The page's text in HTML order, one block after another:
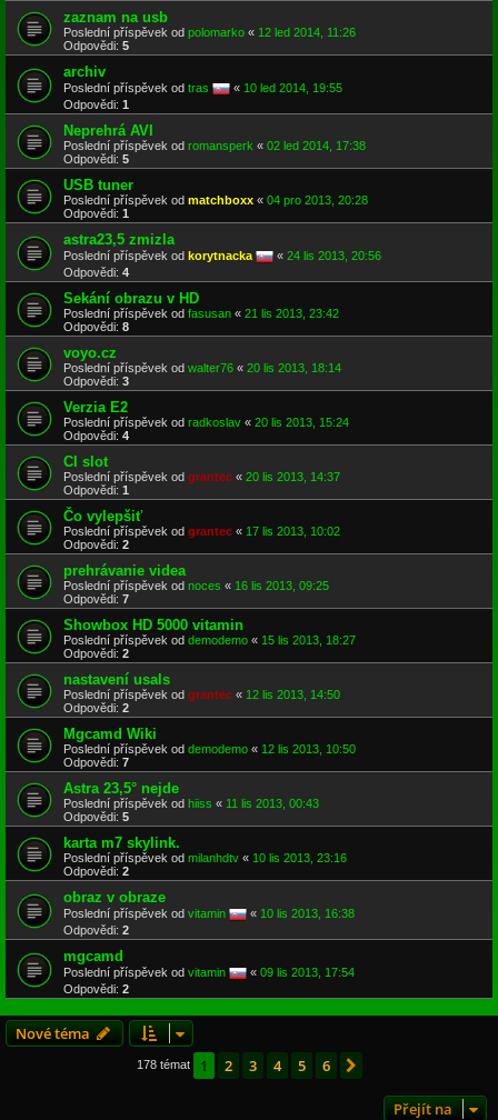
zaznam na usb
Poslední příspěvek od polomarko « 12 led 2014, 11:26
Odpovědi: 5
archiv
Poslední příspěvek od tras « 10 led 2014, 19:55
Odpovědi: 1
Neprehrá AVI
Poslední příspěvek od romansperk « 02 led 2014, 17:38
Odpovědi: 5
USB tuner
Poslední příspěvek od matchboxx « 04 pro 2013, 20:28
Odpovědi: 1
astra23,5 zmizla
Poslední příspěvek od korytnacka « 24 lis 2013, 20:56
Odpovědi: 4
Sekání obrazu v HD
Poslední příspěvek od fasusan « 21 lis 2013, 23:42
Odpovědi: 8
voyo.cz
Poslední příspěvek od walter76 « 20 lis 2013, 18:14
Odpovědi: 3
Verzia E2
Poslední příspěvek od radkoslav « 20 lis 2013, 15:24
Odpovědi: 4
CI slot
Poslední příspěvek od grantec « 20 lis 2013, 14:37
Odpovědi: 1
Čo vylepšiť
Poslední příspěvek od grantec « 17 lis 2013, 10:02
Odpovědi: 2
prehrávanie videa
Poslední příspěvek od noces « 16 lis 2013, 09:25
Odpovědi: 7
Showbox HD 5000 vitamin
Poslední příspěvek od demodemo « 15 lis 2013, 18:27
Odpovědi: 2
nastavení usals
Poslední příspěvek od grantec « 12 lis 2013, 14:50
Odpovědi: 2
Mgcamd Wiki
Poslední příspěvek od demodemo « 12 lis 2013, 10:50
Odpovědi: 7
Astra 23,5° nejde
Poslední příspěvek od hiiss « 11 lis 2013, 00:43
Odpovědi: 5
karta m7 skylink.
Poslední příspěvek od milanhdtv « 10 lis 2013, 23:16
Odpovědi: 2
obraz v obraze
Poslední příspěvek od vitamin « 10 lis 2013, 16:38
Odpovědi: 2
mgcamd
Poslední příspěvek od vitamin « 09 lis 2013, 17:54
Odpovědi: 2
Nové téma
178 témat 1 2 3 4 5 6
Přejít na